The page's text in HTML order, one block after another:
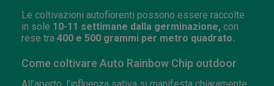
Le coltivazioni autofiorenti possono essere raccolte
in sole 10-11 settimane dalla germinazione, con
rese tra 400 e 500 grammi per metro quadrato.
Come coltivare Auto Rainbow Chip outdoor
All’aperto, l’influenza sativa si manifesta chiaramente